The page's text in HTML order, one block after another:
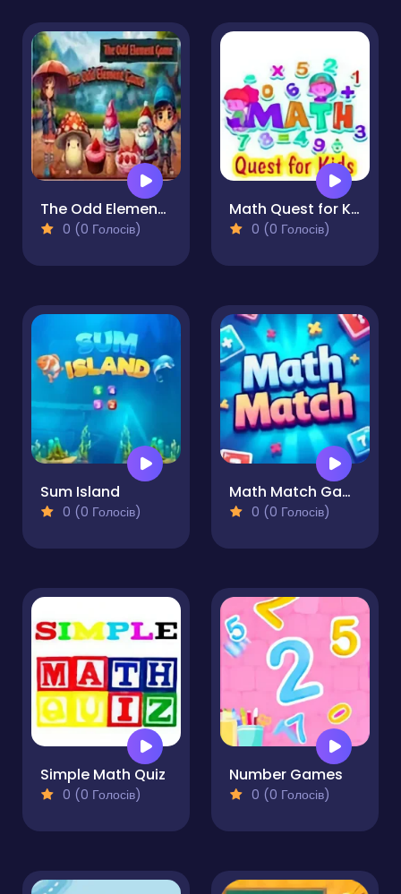
The Odd Element Game
0 (0 Голосів)
Math Quest for Kids
0 (0 Голосів)
Sum Island
0 (0 Голосів)
Math Match Game
0 (0 Голосів)
Simple Math Quiz
0 (0 Голосів)
Number Games
0 (0 Голосів)